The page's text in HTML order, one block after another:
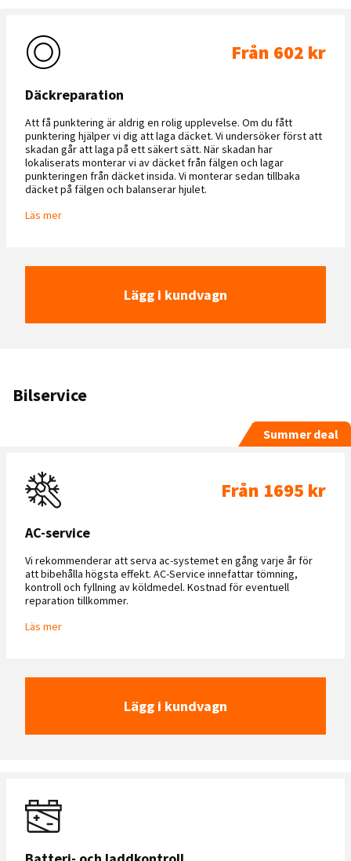
Däckreparation
Från 602 kr
Att få punktering är aldrig en rolig upplevelse. Om du fått
punktering hjälper vi dig att laga däcket. Vi undersöker först att
skadan går att laga på ett säkert sätt. När skadan har
lokaliserats monterar vi av däcket från fälgen och lagar
punkteringen från däcket insida. Vi monterar sedan tillbaka
däcket på fälgen och balanserar hjulet.
Läs mer
Lägg i kundvagn
Bilservice
Summer deal
AC-service
Från 1695 kr
Vi rekommenderar att serva ac-systemet en gång varje år för
att bibehålla högsta effekt. AC-Service innefattar tömning,
kontroll och fyllning av köldmedel. Kostnad för eventuell
reparation tillkommer.
Läs mer
Lägg i kundvagn